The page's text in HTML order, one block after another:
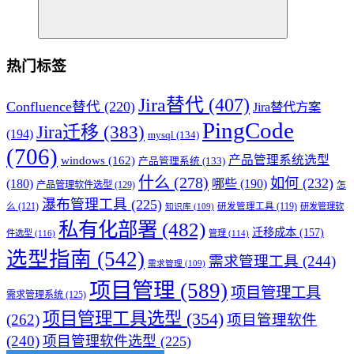
热门标签
Confluence替代 (220) Jira替代 (407) Jira替代方案
(194) Jira迁移 (383) mysql (134) PingCode
(706) windows (162) 产品管理系统 (133) 产品管理系统选型
(180) 产品管理软件选型 (129) 什么 (278) 哪些 (190) 如何 (232) 怎
么 (121) 瀑布管理工具 (225) 知识库 (109) 研发管理工具 (119) 研发管理软
件选型 (116) 私有化部署 (482) 管理 (114) 迁移成本 (157)
选型指南 (542) 需求管理 (109) 需求管理工具 (244)
需求管理系统 (125) 项目管理 (589) 项目管理工具
(262)项目管理工具选型 (354) 项目管理软件
(240) 项目管理软件选型 (225)